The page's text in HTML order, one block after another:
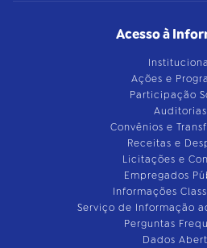
Acesso à
Ações e
Participação
Auditorias
Convênios e
Receitas e
Licitações e
Empregados
Informações
Serviço de Informação
Perguntas
Dados